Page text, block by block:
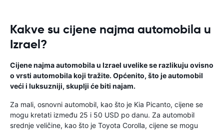
Kakve su cijene najma automobila u
Izrael?
Cijene najma automobila u Izrael uvelike se razlikuju ovisno
o vrsti automobila koji tražite. Općenito, što je automobil
veći i luksuzniji, skuplji će biti najam.
Za mali, osnovni automobil, kao što je Kia Picanto, cijene se
mogu kretati između 25 i 50 USD po danu. Za automobil
srednje veličine, kao što je Toyota Corolla, cijene se mogu